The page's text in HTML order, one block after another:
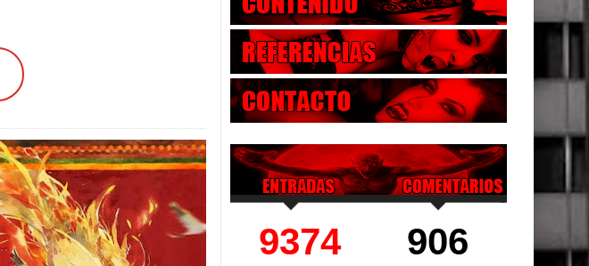
9374 906